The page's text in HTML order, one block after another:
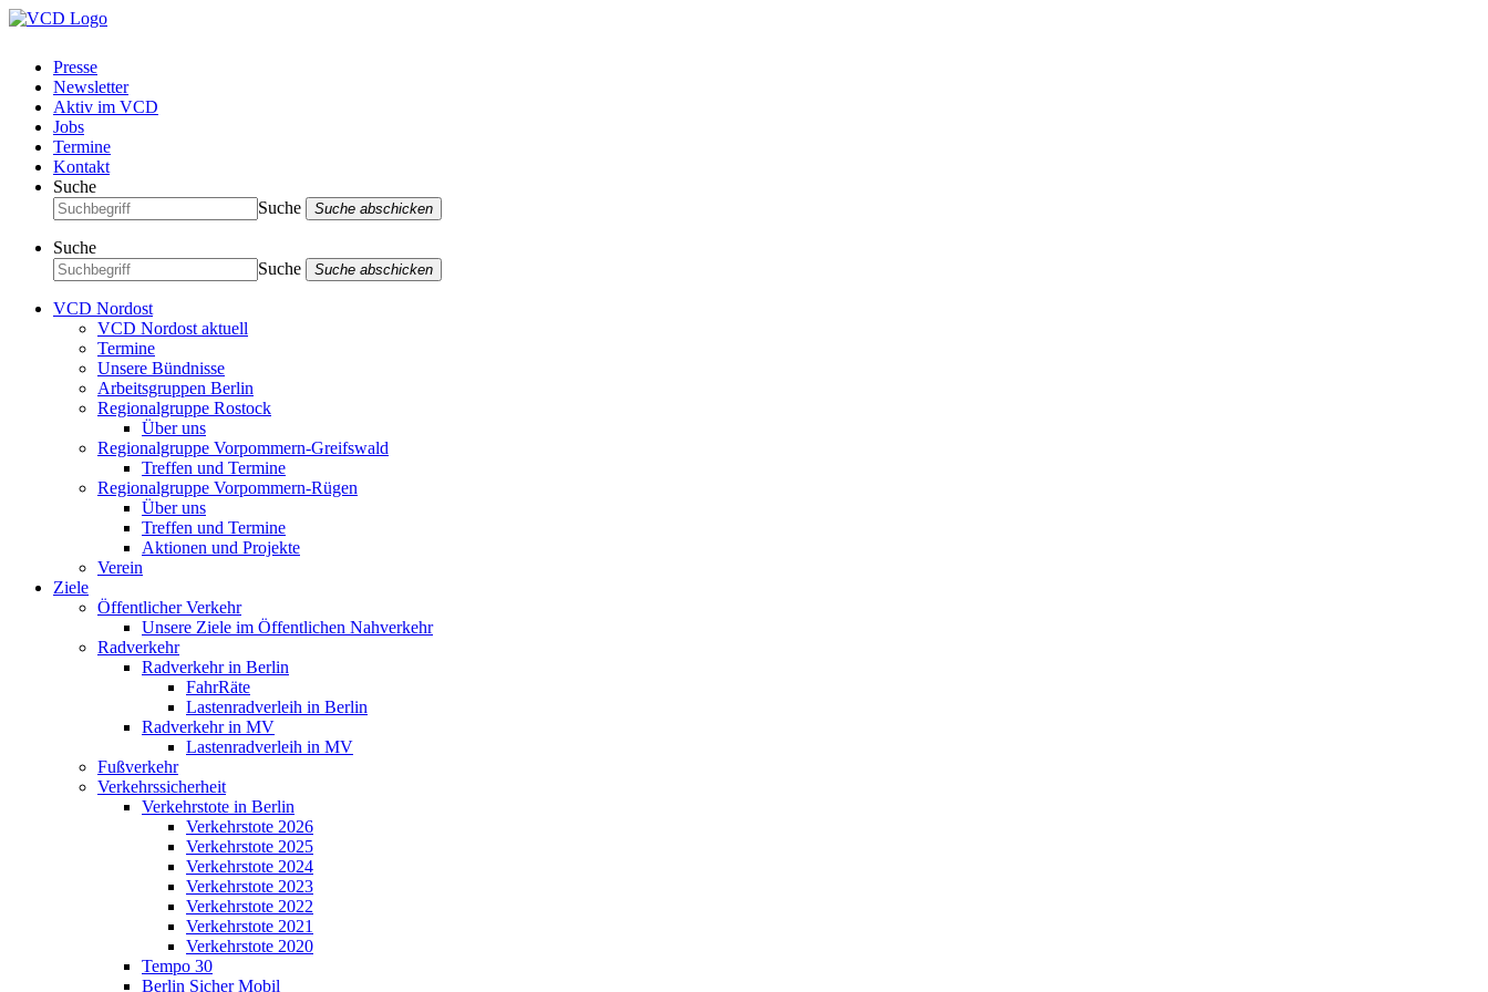
Presse
Newsletter
Aktiv im VCD
Jobs
Termine
Kontakt
Suche
Suche
Suche abschicken
Suche
Suche
Suche abschicken
VCD Nordost
VCD Nordost aktuell
Termine
Unsere Bündnisse
Arbeitsgruppen Berlin
Regionalgruppe Rostock
Über uns
Regionalgruppe Vorpommern-Greifswald
Treffen und Termine
Regionalgruppe Vorpommern-Rügen
Über uns
Treffen und Termine
Aktionen und Projekte
Verein
Ziele
Öffentlicher Verkehr
Unsere Ziele im Öffentlichen Nahverkehr
Radverkehr
Radverkehr in Berlin
FahrRäte
Lastenradverleih in Berlin
Radverkehr in MV
Lastenradverleih in MV
Fußverkehr
Verkehrssicherheit
Verkehrstote in Berlin
Verkehrstote 2026
Verkehrstote 2025
Verkehrstote 2024
Verkehrstote 2023
Verkehrstote 2022
Verkehrstote 2021
Verkehrstote 2020
Tempo 30
Berlin Sicher Mobil